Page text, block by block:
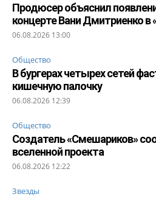
Продюсер объяснил
концерте Вани Дмитриенко в
06.08.2026 13:00
Общество
В бургерах четырех сетей
кишечную палочку
06.08.2026 12:39
Общество
Создатель «Смешариков»
вселенной проекта
06.08.2026 12:22
Звезды